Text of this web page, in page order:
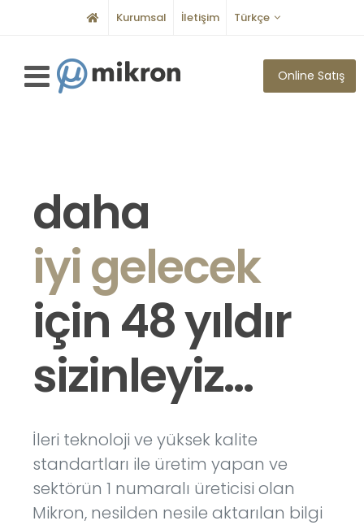
Kurumsal İletişim Türkçe
Online Satış
daha
iyi gelecek
için 48 yıldır
sizinleyiz...
İleri teknoloji ve yüksek kalite
standartları ile üretim yapan ve
sektörün 1 numaralı üreticisi olan
Mikron, nesilden nesile aktarılan bilgi